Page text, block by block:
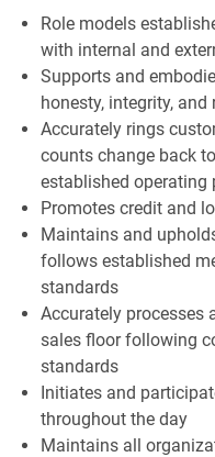
Role models
with internal and
Supports and
honesty, integrity, and
Accurately rings
counts change back
established operating
Promotes credit and
Maintains and
follows established
standards
Accurately processes
sales floor following
standards
Initiates and
throughout the day
Maintains all